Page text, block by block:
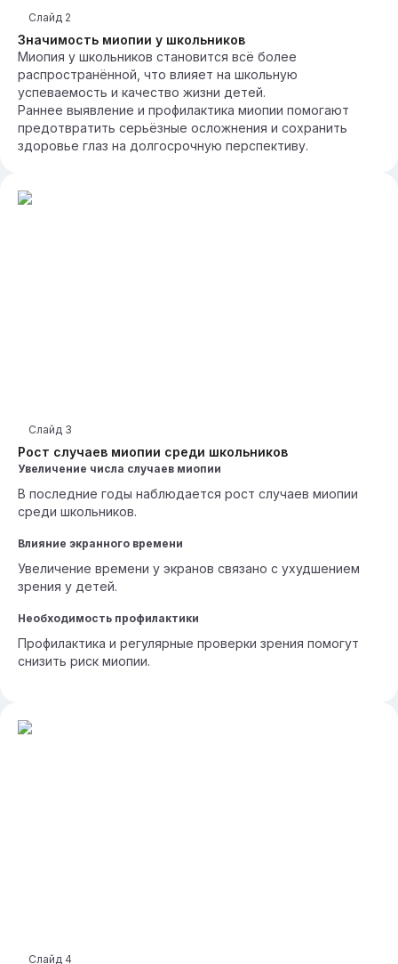
Значимость миопии у школьников
Слайд 2
Миопия у школьников становится всё более
распространённой, что влияет на школьную
успеваемость и качество жизни детей.
Раннее выявление и профилактика миопии помогают
предотвратить серьёзные осложнения и сохранить
здоровье глаз на долгосрочную перспективу.
Рост случаев миопии среди школьников
Слайд 3
Увеличение числа случаев миопии
В последние годы наблюдается рост случаев миопии
среди школьников.
Влияние экранного времени
Увеличение времени у экранов связано с ухудшением
зрения у детей.
Необходимость профилактики
Профилактика и регулярные проверки зрения помогут
снизить риск миопии.
Слайд 4